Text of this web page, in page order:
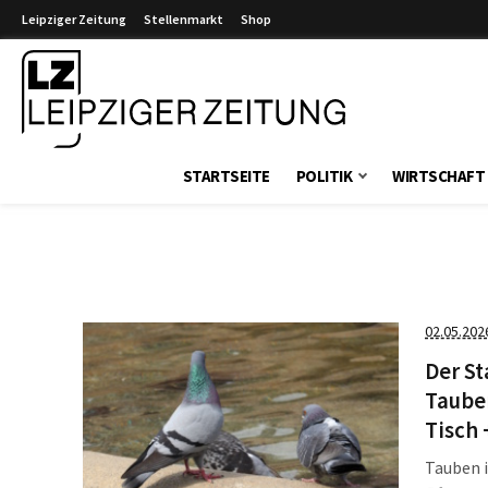
Leipziger Zeitung Stellenmarkt Shop
STARTSEITE POLITIK WIRTSCHAFT
Der
Tisch
Tauben